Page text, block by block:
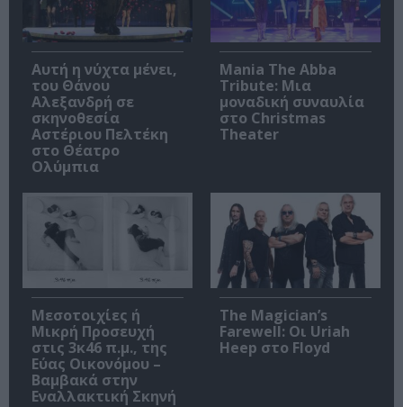
Αυτή η νύχτα μένει,
του Θάνου
Αλεξανδρή σε
σκηνοθεσία
Αστέριου Πελτέκη
στο Θέατρο
Ολύμπια
Mania The Abba
Tribute: Μια
μοναδική συναυλία
στο Christmas
Theater
Μεσοτοιχίες ή
Μικρή Προσευχή
στις 3κ46 π.μ., της
Εύας Οικονόμου –
Βαμβακά στην
Εναλλακτική Σκηνή
The Magician’s
Farewell: Οι Uriah
Heep στο Floyd